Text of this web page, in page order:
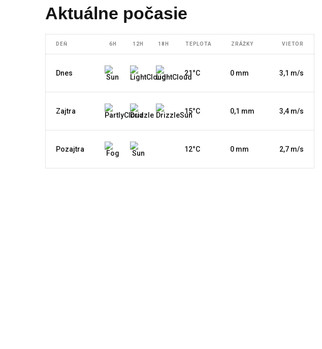
Aktuálne počasie
DEŇ 6H 12H 18H TEPLOTA ZRÁŽKY VIETOR
Dnes 21°C 0 mm 3,1 m/s
Zajtra 15°C 0,1 mm 3,4 m/s
Pozajtra 12°C 0 mm 2,7 m/s